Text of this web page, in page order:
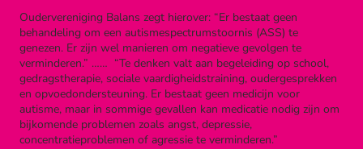
Oudervereniging Balans zegt hierover: “Er bestaat geen
behandeling om een autismespectrumstoornis (ASS) te
genezen. Er zijn wel manieren om negatieve gevolgen te
verminderen.” …… “Te denken valt aan begeleiding op school,
gedragstherapie, sociale vaardigheidstraining, oudergesprekken
en opvoedondersteuning. Er bestaat geen medicijn voor
autisme, maar in sommige gevallen kan medicatie nodig zijn om
bijkomende problemen zoals angst, depressie,
concentratieproblemen of agressie te verminderen.”